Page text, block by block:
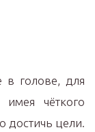
в голове, для
чёткого
достичь цели.